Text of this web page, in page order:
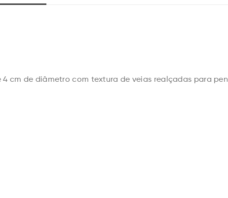
cm de diâmetro com textura de veias realçadas para